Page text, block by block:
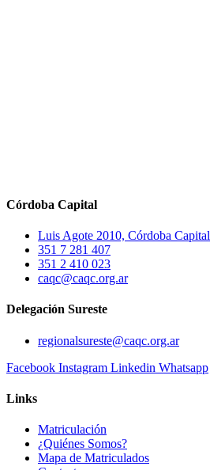
Córdoba Capital
Luis Agote 2010, Córdoba Capital
351 7 281 407
351 2 410 023
caqc@caqc.org.ar
Delegación Sureste
regionalsureste@caqc.org.ar
Facebook Instagram Linkedin Whatsapp
Links
Matriculación
¿Quiénes Somos?
Mapa de Matriculados